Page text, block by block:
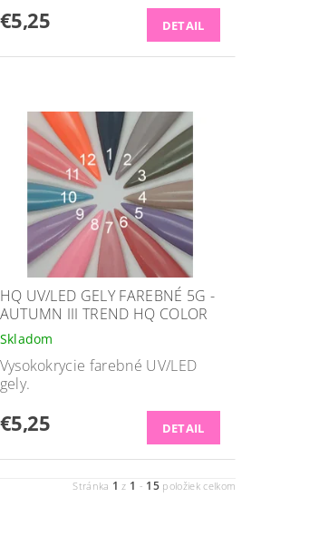
€5,25 DETAIL
HQ UV/LED GELY FAREBNÉ 5G -
AUTUMN III TREND HQ COLOR
Skladom
Vysokokrycie farebné UV/LED
gely.
€5,25 DETAIL
Stránka 1 z 1 - 15 položiek celkom